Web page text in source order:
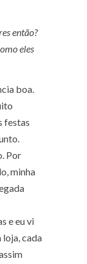
então?
eles
boa.
festas
Por
minha
e eu vi
loja, cada